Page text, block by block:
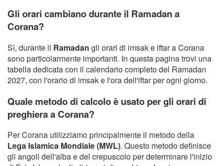
Gli orari cambiano durante il Ramadan a
Corana?
Sì, durante il Ramadan gli orari di imsak e iftar a Corana
sono particolarmente importanti. In questa pagina trovi una
tabella dedicata con il calendario completo del Ramadan
2027, con l'orario di imsak e l'ora dell'iftar per ogni giorno.
Quale metodo di calcolo è usato per gli orari di
preghiera a Corana?
Per Corana utilizziamo principalmente il metodo della
Lega Islamica Mondiale (MWL). Questo metodo definisce
gli angoli dell'alba e del crepuscolo per determinare l'inizio